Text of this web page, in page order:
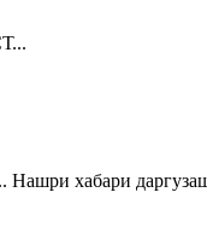
даргузашти